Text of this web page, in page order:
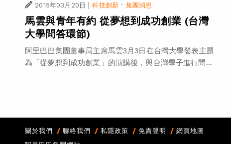
2015年03月20日 | 科技創新 · 集團消息
馬雲與青年有約 從夢想到成功創業 (台灣
大學問答環節)
阿里巴巴集團董事局主席馬雲3月3日在台灣大學發表主題
為「從夢想到成功創業」的演講後，與台灣學子進行問...
關於我們 聯絡我們 私隱政策 免責聲明
網頁地圖